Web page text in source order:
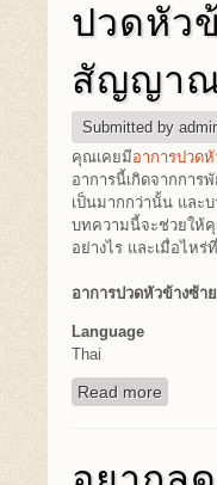
ปวดหัว
สัญญาณ
Submitted by
คุณเคยมีอาการปวดหั
อาการนี้เกิดจากการ
เป็นมากกว่านั้น และ
บทความนี้จะช่วยให้คุ
อย่างไร และเมื่อไห
อาการปวดหัวข้างซ้า
Language
Thai
Read more